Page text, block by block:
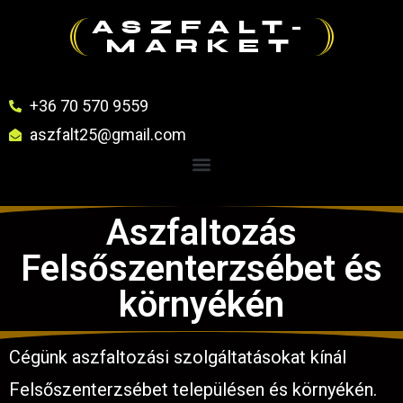
ASZFALT-
MARKET
+36 70 570 9559
aszfalt25@gmail.com
Aszfaltozás
Felsőszenterzsébet és
környékén
Cégünk aszfaltozási szolgáltatásokat kínál
Felsőszenterzsébet településen és környékén.